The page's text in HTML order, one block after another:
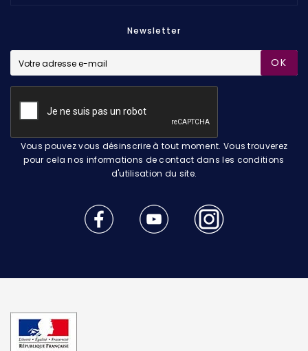
Newsletter
OK
Vous pouvez vous désinscrire à tout moment. Vous trouverez
pour cela nos informations de contact dans les conditions
d'utilisation du site.